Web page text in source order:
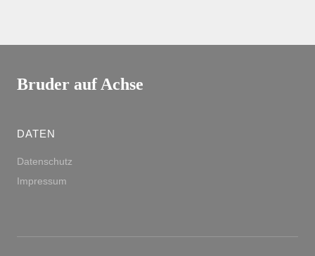
Bruder auf Achse
DATEN
Datenschutz
Impressum